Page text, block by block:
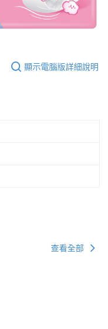
顯示電腦版詳細說明
查看全部